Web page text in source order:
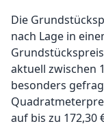
Die
nach Lage in
aktuell zwischen
besonders
auf bis zu 172,30